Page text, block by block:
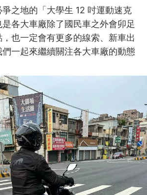
之地的「大學生 12 吋運動速克
各大車廠除了國民車之外會卯足
也一定會有更多的線索、新車出
一起來繼續關注各大車廠的動態